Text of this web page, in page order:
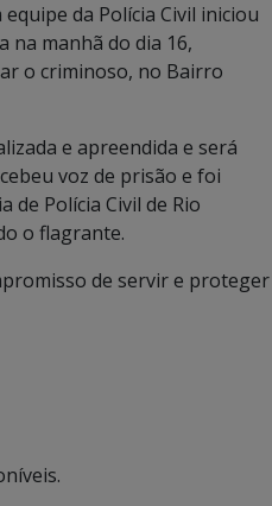
da Polícia Civil iniciou
na manhã do dia 16,
o criminoso, no Bairro
e apreendida e será
voz de prisão e foi
de Polícia Civil de Rio
o flagrante.
de servir e proteger